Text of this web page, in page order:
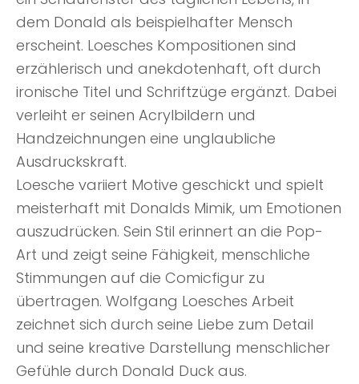
dem Donald als beispielhafter Mensch
erscheint. Loesches Kompositionen sind
erzählerisch und anekdotenhaft, oft durch
ironische Titel und Schriftzüge ergänzt. Dabei
verleiht er seinen Acrylbildern und
Handzeichnungen eine unglaubliche
Ausdruckskraft.
Loesche variiert Motive geschickt und spielt
meisterhaft mit Donalds Mimik, um Emotionen
auszudrücken. Sein Stil erinnert an die Pop-
Art und zeigt seine Fähigkeit, menschliche
Stimmungen auf die Comicfigur zu
übertragen. Wolfgang Loesches Arbeit
zeichnet sich durch seine Liebe zum Detail
und seine kreative Darstellung menschlicher
Gefühle durch Donald Duck aus.